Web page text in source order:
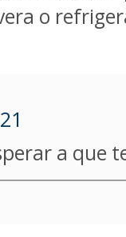
o
a que